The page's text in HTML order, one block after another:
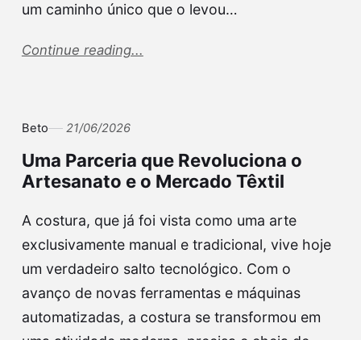
um caminho único que o levou…
Continue reading...
Beto 21/06/2026
Uma Parceria que Revoluciona o
Artesanato e o Mercado Têxtil
A costura, que já foi vista como uma arte
exclusivamente manual e tradicional, vive hoje
um verdadeiro salto tecnológico. Com o
avanço de novas ferramentas e máquinas
automatizadas, a costura se transformou em